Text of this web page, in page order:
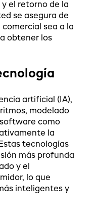
el retorno de la
se asegura de
sea a la
obtener los
artificial (IA),
modelado
como
la
tecnologías
más profunda
y el
lo que
inteligentes y